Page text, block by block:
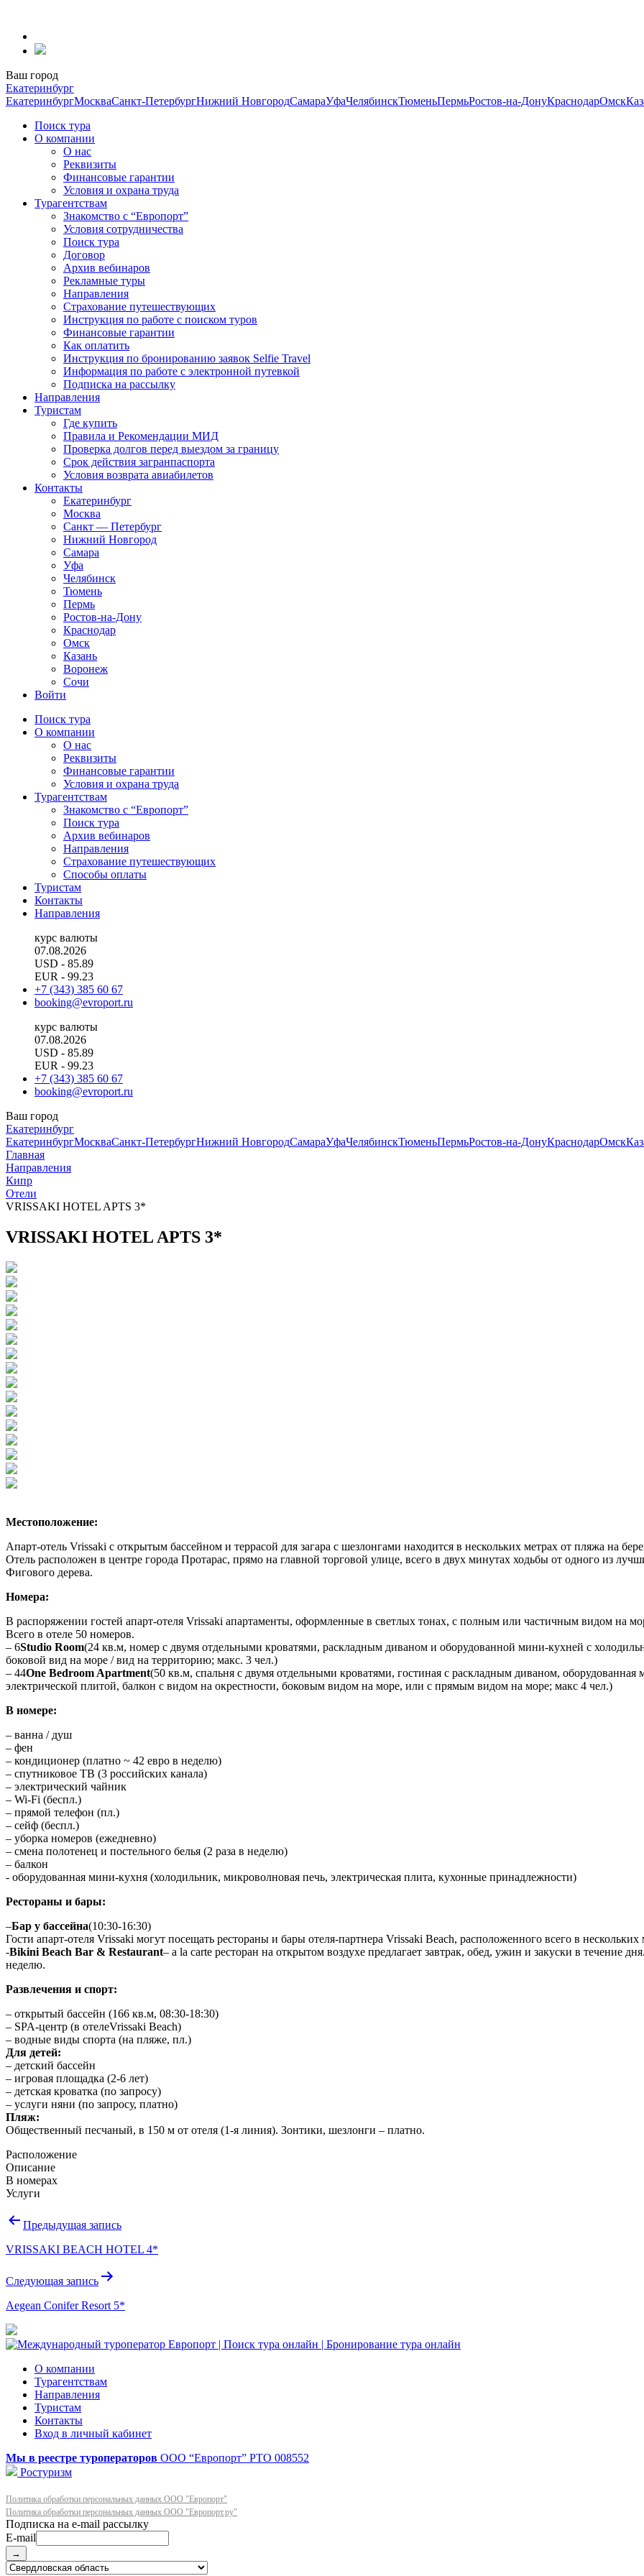
содержанию
Ваш город
Екатеринбург
ЕкатеринбургМоскваСанкт-ПетербургНижний НовгородСамараУфаЧелябинскТюменьПермьРостов-на-ДонуКраснодарОмск
Поиск тура
О компании
О нас
Реквизиты
Финансовые гарантии
Условия и охрана труда
Турагентствам
Знакомство с “Европорт”
Условия сотрудничества
Поиск тура
Договор
Архив вебинаров
Рекламные туры
Направления
Страхование путешествующих
Инструкция по работе с поиском туров
Финансовые гарантии
Как оплатить
Инструкция по бронированию заявок Selfie Travel
Информация по работе с электронной путевкой
Подписка на рассылку
Направления
Туристам
Где купить
Правила и Рекомендации МИД
Проверка долгов перед выездом за границу
Срок действия загранпаспорта
Условия возврата авиабилетов
Контакты
Екатеринбург
Москва
Санкт — Петербург
Нижний Новгород
Самара
Уфа
Челябинск
Тюмень
Пермь
Ростов-на-Дону
Краснодар
Омск
Казань
Воронеж
Сочи
Войти
Поиск тура
О компании
О нас
Реквизиты
Финансовые гарантии
Условия и охрана труда
Турагентствам
Знакомство с “Европорт”
Поиск тура
Архив вебинаров
Направления
Страхование путешествующих
Способы оплаты
Туристам
Контакты
Направления
курс валюты
07.08.2026
USD - 85.89
EUR - 99.23
+7 (343) 385 60 67
booking@evroport.ru
курс валюты
07.08.2026
USD - 85.89
EUR - 99.23
+7 (343) 385 60 67
booking@evroport.ru
Ваш город
Екатеринбург
ЕкатеринбургМоскваСанкт-ПетербургНижний НовгородСамараУфаЧелябинскТюменьПермьРостов-на-ДонуКраснодарОмск
Главная
Направления
Кипр
Отели
VRISSAKI HOTEL APTS 3*
VRISSAKI HOTEL APTS 3*
Местоположение:
Апарт-отель Vrissaki с открытым бассейном и террасой для загара с шезлонгами находится в нескольких метрах от пляжа на
Отель расположен в центре города Протарас, прямо на главной торговой улице, всего в двух минутах ходьбы от одного из
Фигового дерева.
Номера:
В распоряжении гостей апарт-отеля Vrissaki апартаменты, оформленные в светлых тонах, с полным или частичным видом на
Всего в отеле 50 номеров.
– 6Studio Room(24 кв.м, номер с двумя отдельными кроватями, раскладным диваном и оборудованной мини-кухней с
боковой вид на море / вид на территорию; макс. 3 чел.)
– 44One Bedroom Apartment​​(50 кв.м, спальня с двумя отдельными кроватями, гостиная с раскладным диваном,
электрической плитой, балкон с видом на окрестности, боковым видом на море, или с прямым видом на море; макс 4 чел.)
В номере:
– ванна / душ
– фен
– кондиционер (платно ~ 42 евро в неделю)
– спутниковое ТВ (3 российских канала)
– электрический чайник
– Wi-Fi (беспл.)
– прямой телефон (пл.)
– сейф (беспл.)
– уборка номеров (ежедневно)
– смена полотенец и постельного белья (2 раза в неделю)
– балкон
​- оборудованная мини-кухня (холодильник, микроволновая печь, электрическая плита, кухонные принадлежности)
Рестораны и бары:
–Бар у бассейна(10:30-16:30)
​Гости апарт-отеля Vrissaki могут посещать рестораны и бары отеля-партнера Vrissaki Beach, расположенного всего в нескольких
​-Bikini Beach Bar & Restaurant– a la carte ресторан на открытом воздухе предлагает завтрак, обед, ужин и закуски в течение
неделю.
Развлечения и спорт:
– открытый бассейн (166 кв.м, 08:30-18:30)
– SPA-центр (в отелеVrissaki Beach)
– водные виды спорта (на пляже, пл.)
Для детей:
– детский бассейн
– игровая площадка (2-6 лет)
– детская кроватка (по запросу)
– услуги няни (по запросу, платно)
Пляж:
Общественный песчаный, в 150 м от отеля (1-я линия). Зонтики, шезлонги – платно.
Расположение
Описание
В номерах
Услуги
Навигация
записям
Предыдущая запись
VRISSAKI BEACH HOTEL 4*
Следующая запись
Aegean Conifer Resort 5*
О компании
Турагентствам
Направления
Туристам
Контакты
Вход в личный кабинет
Мы в реестре туроператоров ООО “Европорт” РТО 008552
Ростуризм
Политика обработки персональных данных ООО "Европорт"
Политика обработки персональных данных ООО "Европорт.ру"
E-mail
→